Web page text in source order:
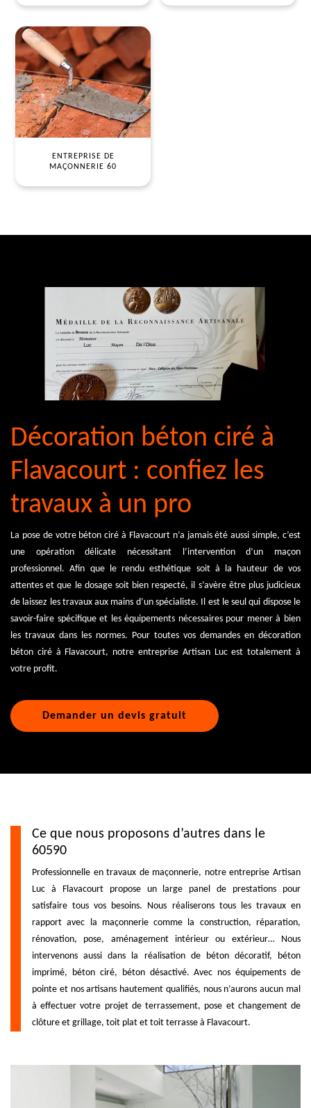
ENTREPRISE DE
MAÇONNERIE 60
Décoration béton ciré à
Flavacourt : confiez les
travaux à un pro
La pose de votre béton ciré à Flavacourt n’a jamais été aussi simple, c’est
une opération délicate nécessitant l’intervention d’un maçon
professionnel. Afin que le rendu esthétique soit à la hauteur de vos
attentes et que le dosage soit bien respecté, il s’avère être plus judicieux
de laissez les travaux aux mains d’un spécialiste. Il est le seul qui dispose le
savoir-faire spécifique et les équipements nécessaires pour mener à bien
les travaux dans les normes. Pour toutes vos demandes en décoration
béton ciré à Flavacourt, notre entreprise Artisan Luc est totalement à
votre profit.
Demander un devis gratuit
Ce que nous proposons d’autres dans le
60590
Professionnelle en travaux de maçonnerie, notre entreprise Artisan
Luc à Flavacourt propose un large panel de prestations pour
satisfaire tous vos besoins. Nous réaliserons tous les travaux en
rapport avec la maçonnerie comme la construction, réparation,
rénovation, pose, aménagement intérieur ou extérieur… Nous
intervenons aussi dans la réalisation de béton décoratif, béton
imprimé, béton ciré, béton désactivé. Avec nos équipements de
pointe et nos artisans hautement qualifiés, nous n’aurons aucun mal
à effectuer votre projet de terrassement, pose et changement de
clôture et grillage, toit plat et toit terrasse à Flavacourt.